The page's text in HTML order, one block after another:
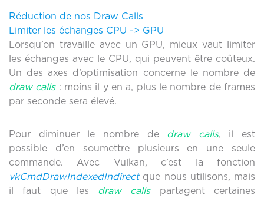
Réduction de nos Draw Calls
Limiter les échanges CPU -> GPU
Lorsqu’on travaille avec un GPU, mieux vaut limiter
les échanges avec le CPU, qui peuvent être coûteux.
Un des axes d’optimisation concerne le nombre de
draw calls: moins il y en a, plus le nombre de frames
par seconde sera élevé.
Pour diminuer le nombre de draw calls, il est
possible d’en soumettre plusieurs en une seule
commande. Avec Vulkan, c’est la fonction
vkCmdDrawIndexedIndirectque nous utilisons, mais
il faut que les draw callspartagent certaines